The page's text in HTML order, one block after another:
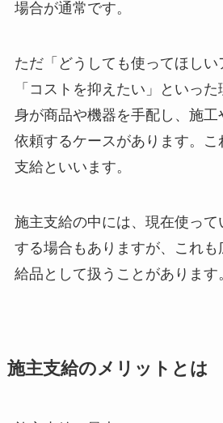
場合が通常です。
ただ「どうしても使ってほしい
「コストを抑えたい」といっ
身が商品や機器を手配し、施工
依頼するケースがあります。こ
支給といいます。
施主支給の中には、現在使って
する場合もありますが、これも
給品として扱うことがあります
施主支給のメリットとは